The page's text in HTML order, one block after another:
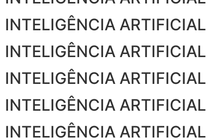
INTELIGÊNCIA ARTIFICIAL
INTELIGÊNCIA ARTIFICIAL
INTELIGÊNCIA ARTIFICIAL
INTELIGÊNCIA ARTIFICIAL
INTELIGÊNCIA ARTIFICIAL